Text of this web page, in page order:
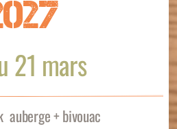
21 mars
+ bivouac